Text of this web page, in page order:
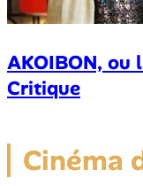
AKOIBON, ou
Critique
Cinéma